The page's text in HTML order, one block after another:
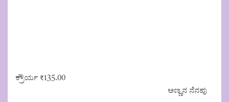
ಕ್ರೌರ್ಯ ₹135.00
ಅಣ್ಣನ ನೆನಪು